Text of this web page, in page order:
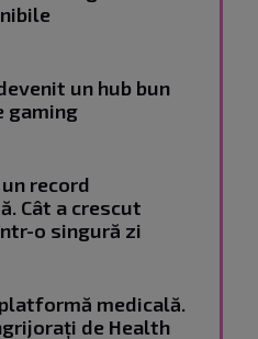
un hub bun
gaming
record
Cât a crescut
o singură zi
medicală.
de Health